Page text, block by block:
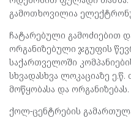
გამოთხოვილია
ჩატარებული გამოძიებით
ორგანიზებული ჯგუფის
საქართველოში
სხვადასხვა ლოკაციაზე
მოწყობასა და ორგანიზებას.
ქოლ-ცენტრების